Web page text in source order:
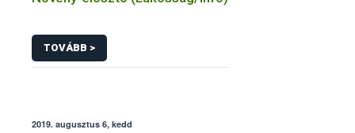
TOVÁBB >
2019. augusztus 6, kedd